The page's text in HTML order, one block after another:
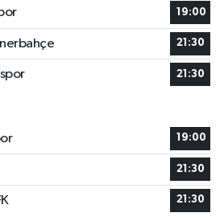
19:00
21:30
21:30
19:00
21:30
21:30